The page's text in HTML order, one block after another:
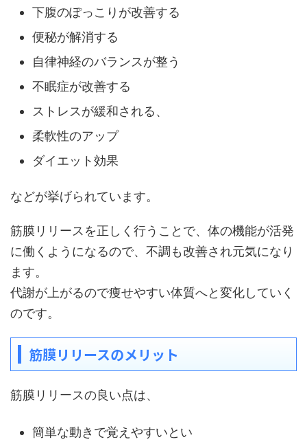
下腹のぽっこりが改善する
便秘が解消する
自律神経のバランスが整う
不眠症が改善する
ストレスが緩和される、
柔軟性のアップ
ダイエット効果
などが挙げられています。
筋膜リリースを正しく行うことで、体の機能が活発
に働くようになるので、不調も改善され元気になり
ます。
代謝が上がるので痩せやすい体質へと変化していく
のです。
筋膜リリースのメリット
筋膜リリースの良い点は、
簡単な動きで覚えやすいとい